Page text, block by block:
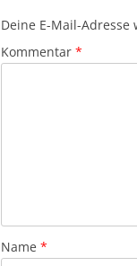
Deine E-Mail-
Kommentar *
Name *